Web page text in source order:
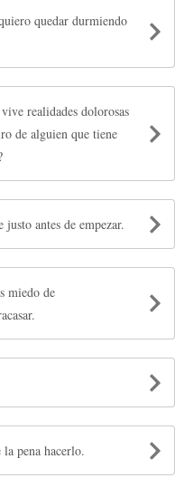
quedar durmiendo
realidades dolorosas
de alguien que tiene
antes de empezar.
miedo de
pena hacerlo.